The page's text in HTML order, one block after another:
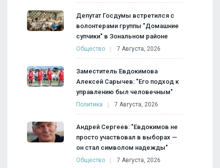
Депутат Госдумы встретился с
волонтерами группы "Домашние
супчики" в Зональном районе
Общество 7 Августа, 2026
Заместитель Евдокимова
Алексей Сарычев: "Его подход к
управлению был человечным"
Политика 7 Августа, 2026
Андрей Сергеев: "Евдокимов не
просто участвовал в выборах —
он стал символом надежды"
Общество 7 Августа, 2026